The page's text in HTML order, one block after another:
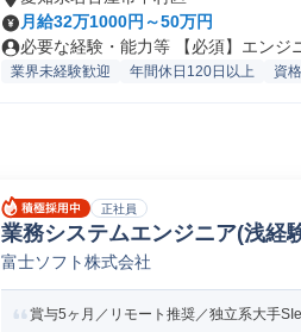
月給32万1000円～50万円
必要な経験・能力等 【必須】エンジ
業界未経験歓迎 年間休日120日以上 資
正社員
業務システムエンジニア(浅経
富士ソフト株式会社
賞与5ヶ月／リモート推奨／独立系大手